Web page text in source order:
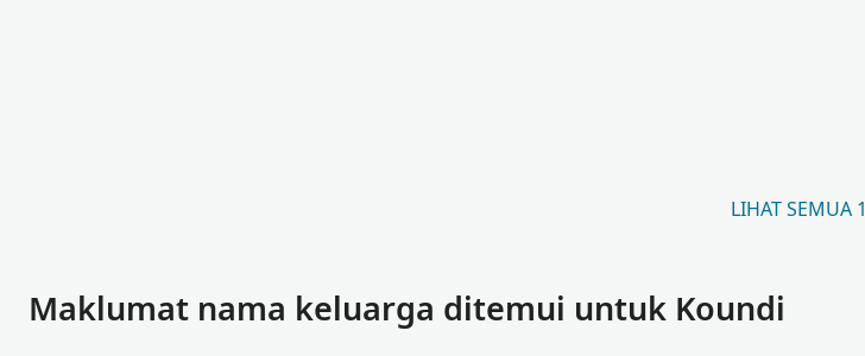
LIHAT SEMUA 1
Maklumat nama keluarga ditemui untuk Koundi